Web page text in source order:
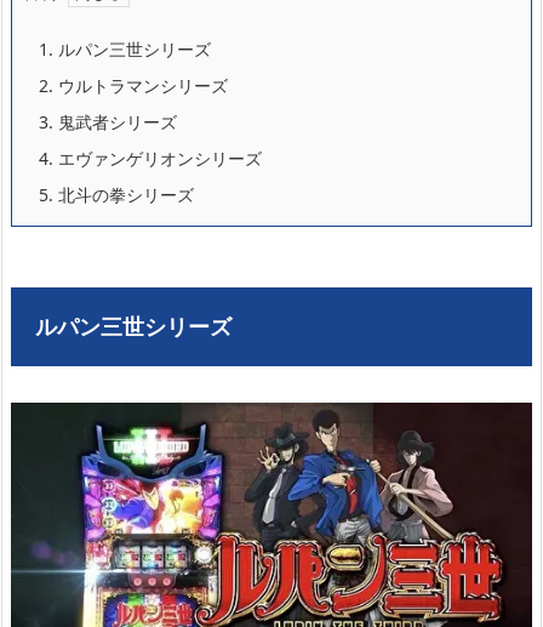
1. ルパン三世シリーズ
2. ウルトラマンシリーズ
3. 鬼武者シリーズ
4. エヴァンゲリオンシリーズ
5. 北斗の拳シリーズ
ルパン三世シリーズ